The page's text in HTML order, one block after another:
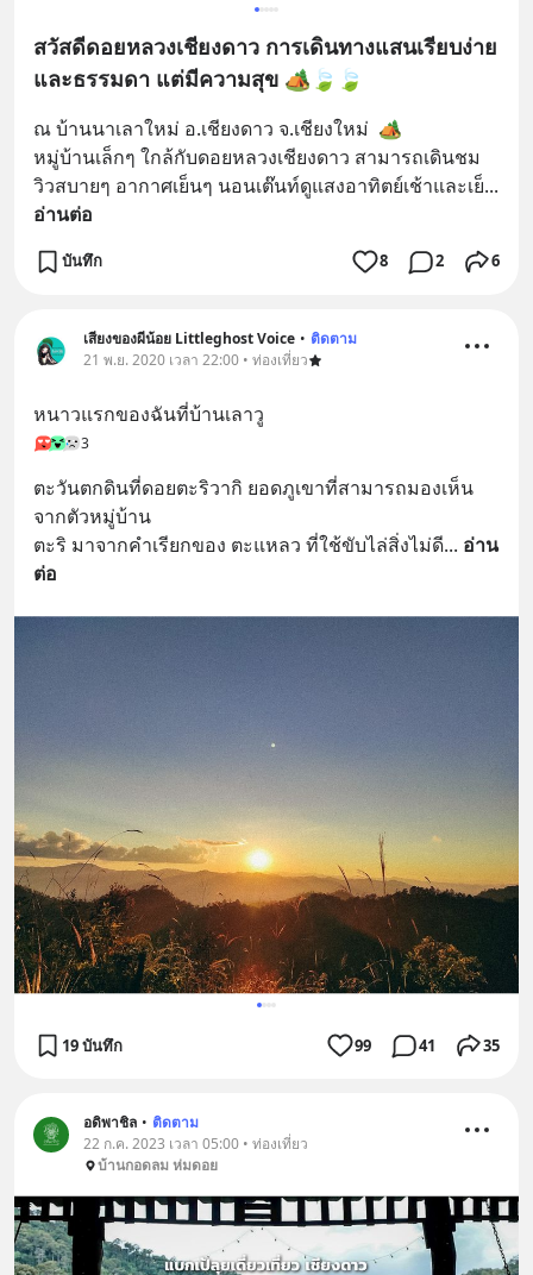
สวัสดีดอยหลวงเชียงดาว การเดินทางแสนเรียบง่าย
และธรรมดา แต่มีความสุข 🏕🍃🍃
ณ บ้านนาเลาใหม่ อ.เชียงดาว จ.เชียงใหม่  🏕
หมู่บ้านเล็กๆ ใกล้กับดอยหลวงเชียงดาว สามารถเดินชม
วิวสบายๆ อากาศเย็นๆ นอนเต๊นท์ดูแสงอาทิตย์เช้าและเย็
อ่านต่อ
บันทึก 8 2 6
เสียงของผีน้อย Littleghost Voice • ติดตาม
21 พ.ย. 2020 เวลา 22:00 • ท่องเที่ยว
หนาวแรกของฉันที่บ้านเลาวู
3
ตะวันตกดินที่ดอยตะริวากิ ยอดภูเขาที่สามารถมองเห็น
จากตัวหมู่บ้าน
ตะริ มาจากคำเรียกของ ตะแหลว ที่ใช้ขับไล่สิ่งไม่ดี... อ่าน
ต่อ
19 บันทึก 99 41 35
อดิพาชิล • ติดตาม
22 ก.ค. 2023 เวลา 05:00 • ท่องเที่ยว
บ้านกอดลม ห่มดอย